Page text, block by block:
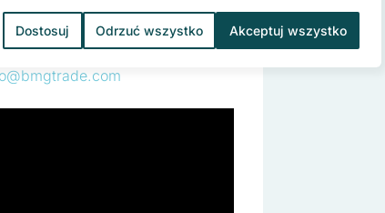
mięsnych, które szukają
o wysokiej jakości,
produkcyjny.
Dostosuj Odrzuć wszystko Akceptuj wszystko
są w celu śledzenia użytkowników na stronach
i interesujące dla poszczególnych użytkowników i tym